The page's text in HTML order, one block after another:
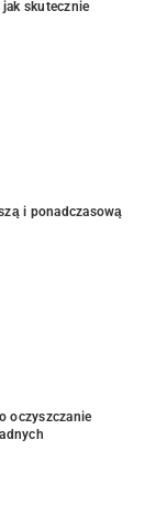
jak skutecznie
i ponadczasową
oczyszczanie